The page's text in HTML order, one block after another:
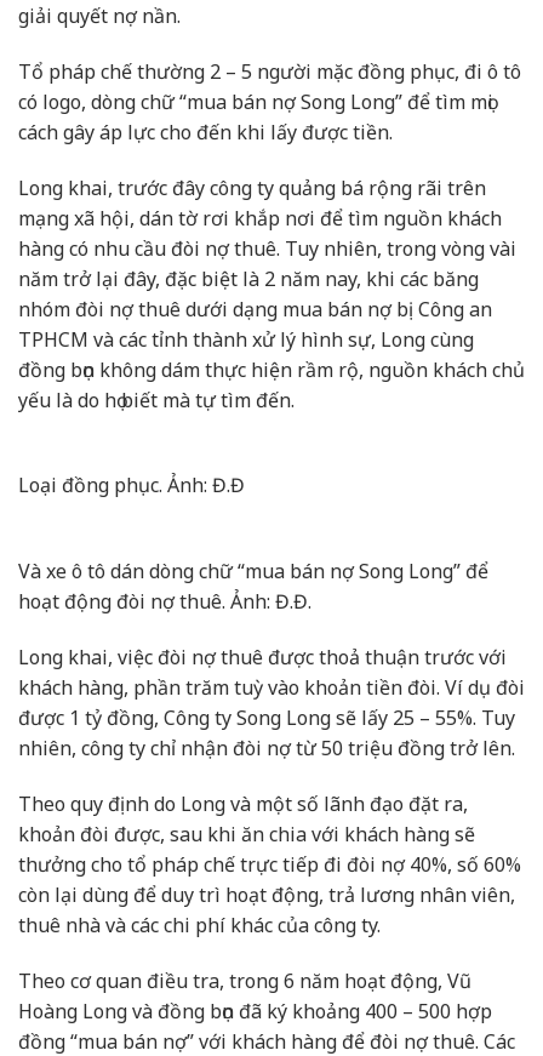
giải quyết nợ nần.
Tổ pháp chế thường 2 – 5 người mặc đồng phục, đi ô tô
có logo, dòng chữ “mua bán nợ Song Long” để tìm mọi
cách gây áp lực cho đến khi lấy được tiền.
Long khai, trước đây công ty quảng bá rộng rãi trên
mạng xã hội, dán tờ rơi khắp nơi để tìm nguồn khách
hàng có nhu cầu đòi nợ thuê. Tuy nhiên, trong vòng vài
năm trở lại đây, đặc biệt là 2 năm nay, khi các băng
nhóm đòi nợ thuê dưới dạng mua bán nợ bị Công an
TPHCM và các tỉnh thành xử lý hình sự, Long cùng
đồng bọn không dám thực hiện rầm rộ, nguồn khách chủ
yếu là do họ biết mà tự tìm đến.
Loại đồng phục. Ảnh: Đ.Đ
Và xe ô tô dán dòng chữ “mua bán nợ Song Long” để
hoạt động đòi nợ thuê. Ảnh: Đ.Đ.
Long khai, việc đòi nợ thuê được thoả thuận trước với
khách hàng, phần trăm tuỳ vào khoản tiền đòi. Ví dụ đòi
được 1 tỷ đồng, Công ty Song Long sẽ lấy 25 – 55%. Tuy
nhiên, công ty chỉ nhận đòi nợ từ 50 triệu đồng trở lên.
Theo quy định do Long và một số lãnh đạo đặt ra,
khoản đòi được, sau khi ăn chia với khách hàng sẽ
thưởng cho tổ pháp chế trực tiếp đi đòi nợ 40%, số 60%
còn lại dùng để duy trì hoạt động, trả lương nhân viên,
thuê nhà và các chi phí khác của công ty.
Theo cơ quan điều tra, trong 6 năm hoạt động, Vũ
Hoàng Long và đồng bọn đã ký khoảng 400 – 500 hợp
đồng “mua bán nợ” với khách hàng để đòi nợ thuê. Các